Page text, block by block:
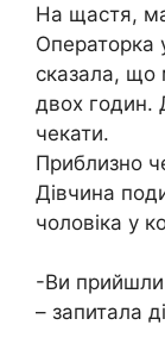
На щастя,
Операторка
сказала, що
двох годин.
чекати.
Приблизно
Дівчина
чоловіка у
-Ви прийшли
– запитала